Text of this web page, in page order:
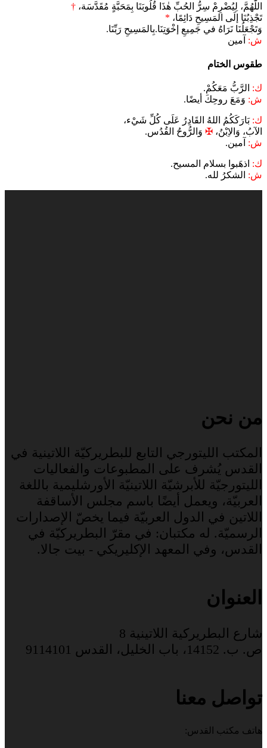
اللّٰهُمَّ، لِيُضْرِمْ سِرُّ الحُبِّ هٰذَا قُلُوبَنَا بِمَحَبَّةٍ مُقَدَّسَة، †
تَجْذِبُنَا إلَى المَسِيحِ دَائِمًا، *
وَتَجْعَلُنَا نَرَاهُ في جَمِيعِ إخْوَتِنَا.بِالمَسِيحِ رَبِّنَا.
ش: آمين
طقوس الختام
ك: الرَّبُّ مَعَكُمْ.
ش: وَمَعَ روحِكَ أيضًا.
ك: بَارَكَكُمُ اللهُ القَادِرُ عَلَى كُلِّ شَيْء،
الآبُ، وَالاِبْنُ، ✠ وَالرُّوحُ القُدُس.
ش: آمين.
ك: اذهَبوا بسلام المسيح.
ش: الشكرُ لله.
من نحن
المكتب الليتورجي التابع للبطريركيّة اللاتينية في
القدس يُشرف على المطبوعات والفعاليات
الليتورجيّة للأبرشيّة اللاتينيّة الأورشليمية باللغة
العربيّة، ويعمل أيضًا باسم مجلس الأساقفة
اللاتين في الدول العربيّة فيما يخصّ الإصدارات
الرسميّة. له مكتبان: في مقرّ البطريركيّة في
القدس، وفي المعهد الإكليريكي - بيت جالا.
العنوان
شارع البطريركية اللاتينية 8
ص. ب. 14152، باب الخليل، القدس 9114101
تواصل معنا
هاتف مكتب القدس: